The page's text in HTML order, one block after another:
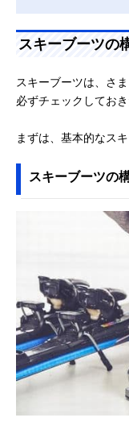
スキーブーツの
スキーブーツは、さ
必ずチェックしてお
まずは、基本的なス
スキーブーツの